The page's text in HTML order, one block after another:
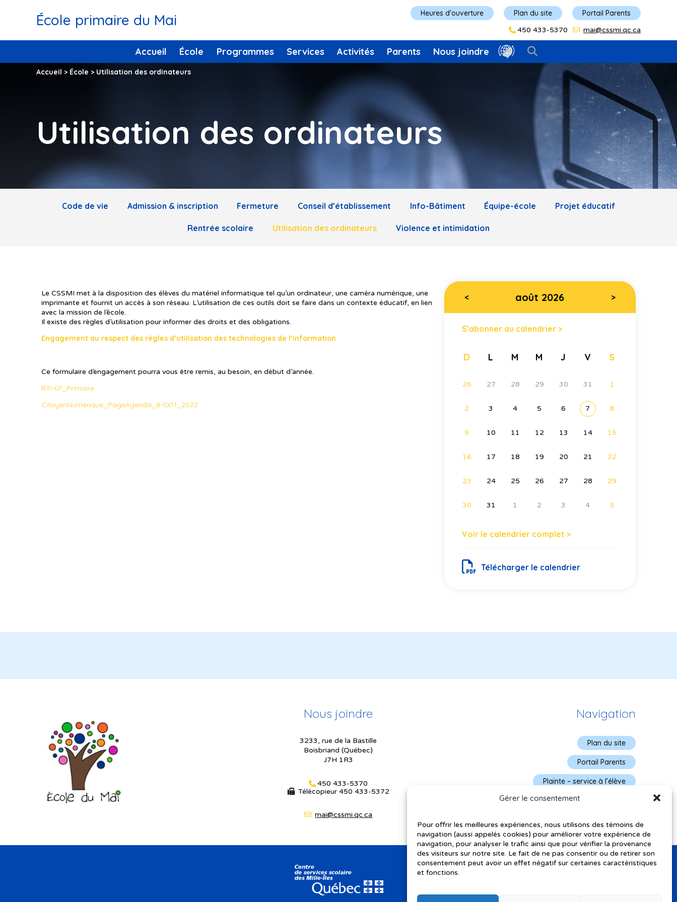
Gérer le consentement
Pour offrir les meilleures expériences, nous utilisons des témoins de
navigation (aussi appelés cookies) pour améliorer votre expérience de
navigation, pour analyser le trafic ainsi que pour vérifier la provenance
des visiteurs sur notre site. Le fait de ne pas consentir ou de retirer son
consentement peut avoir un effet négatif sur certaines caractéristiques
et fonctions.
École primaire du Mai Plan du site Portail Parents
Heures d'ouverture
450 433-5370 mai@cssmi.qc.ca
Accueil École Programmes Services Activités Parents Nous joindre
Accueil > École > Utilisation des ordinateurs
Utilisation des ordinateurs
Code de vie Admission & inscription Fermeture Conseil d’établissement Info-Bâtiment Équipe-école Projet éducatif
Rentrée scolaire Utilisation des ordinateurs Violence et intimidation
Le CSSMI met à la disposition des élèves du matériel informatique tel qu’un ordinateur, une caméra numérique, une
imprimante et fournit un accès à son réseau. L’utilisation de ces outils doit se faire dans un contexte éducatif, en lien
avec la mission de l’école.
Il existe des règles d’utilisation pour informer des droits et des obligations.
Engagement au respect des règles d’utilisation des technologies de l’information
Ce formulaire d’engagement pourra vous être remis, au besoin, en début d’année.
RTI-07_Primaire
CitoyenNumerique_PageAgenda_8-5X11_2022
< août 2026 >
S’abonner au calendrier >
D L M M J V S
26 27 28 29 30 31 1
2 3 4 5 6 7 8
9 10 11 12 13 14 15
16 17 18 19 20 21 22
23 24 25 26 27 28 29
30 31 1 2 3 4 5
Voir le calendrier complet >
Télécharger le calendrier
Nous joindre
3233, rue de la Bastille
Boisbriand (Québec)
J7H 1R3
450 433-5370
Télécopieur 450 433-5372
mai@cssmi.qc.ca
Navigation
Plan du site
Portail Parents
Plainte – service à l’élève
Politique de confidentialité